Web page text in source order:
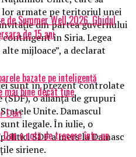
armate pe teritoriul unei
din partea guvernului
contingent în Siria. Legea
mijloace”, a declarat
sunt în prezent controlate
(SDF), o alianță de grupuri
Unite. Damascul
ilegale. În iulie, o
SDF a mers la Damasc
siriene.
de Summer Well 2026. Ghidul
de 15 ani
bazate pe inteligență
mai bine decât tine
o notă de trecere într-un